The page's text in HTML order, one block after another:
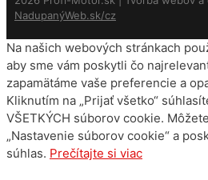
NadupanýWeb.sk/cz
Na našich webových stránkach
aby sme vám poskytli čo
zapamätáme vaše preferencie a
Kliknutím na „Prijať všetko“
VŠETKÝCH súborov cookie.
„Nastavenie súborov cookie“ a
súhlas. Prečítajte si viac